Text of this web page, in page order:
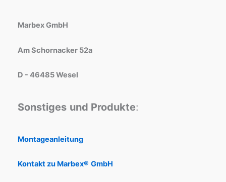
Marbex GmbH
Am Schornacker 52a
D - 46485 Wesel
Sonstiges und Produkte:
Montageanleitung
Kontakt zu Marbex® GmbH